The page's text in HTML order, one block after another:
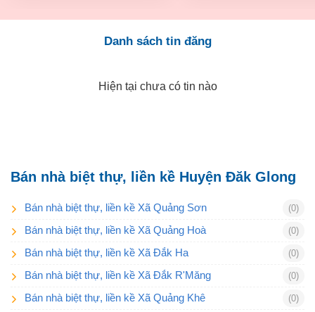
Danh sách tin đăng
Hiện tại chưa có tin nào
Bán nhà biệt thự, liền kề Huyện Đăk Glong
Bán nhà biệt thự, liền kề Xã Quảng Sơn (0)
Bán nhà biệt thự, liền kề Xã Quảng Hoà (0)
Bán nhà biệt thự, liền kề Xã Đắk Ha (0)
Bán nhà biệt thự, liền kề Xã Đắk R'Măng (0)
Bán nhà biệt thự, liền kề Xã Quảng Khê (0)